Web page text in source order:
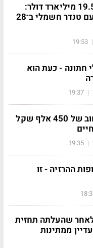
אחרי מחיקות של 19.5 מיליארד דולר:
פורד מנסה מחדש עם טנדר חשמלי ב־28
|
19:53
חתונה - כעת הוא
|
19:37
חזרו להיות ביחד וחוב של 450 אלף שקל
|
19:35
ההרזיה - זו
קופצת ב־8% לאחר שהעלתה תחזית
ממתינות